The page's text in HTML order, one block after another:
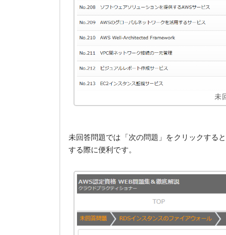
未
未回答問題では「次の問題」をクリックする
する際に便利です。